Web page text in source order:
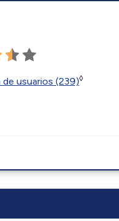
usuarios (239)◊